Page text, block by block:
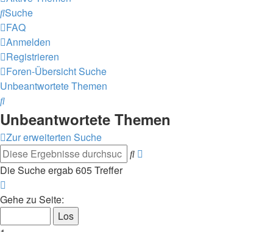
Suche
FAQ
Anmelden
Registrieren
Foren-ÜbersichtSuche
Unbeantwortete Themen
Suche
Unbeantwortete Themen
Zur erweiterten Suche
Suche
Die Suche ergab 605 Treffer
1
13
Gehe zu Seite: